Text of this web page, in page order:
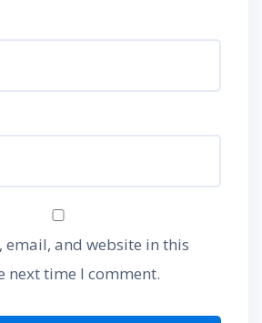
email, and website in this
next time I comment.